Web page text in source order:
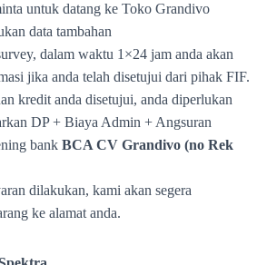
untuk datang ke Toko Grandivo
data tambahan
dalam waktu 1×24 jam anda akan
jika anda telah disetujui dari pihak FIF.
kredit anda disetujui, anda diperlukan
DP + Biaya Admin + Angsuran
bank BCA CV Grandivo (no Rek
dilakukan, kami akan segera
ke alamat anda.